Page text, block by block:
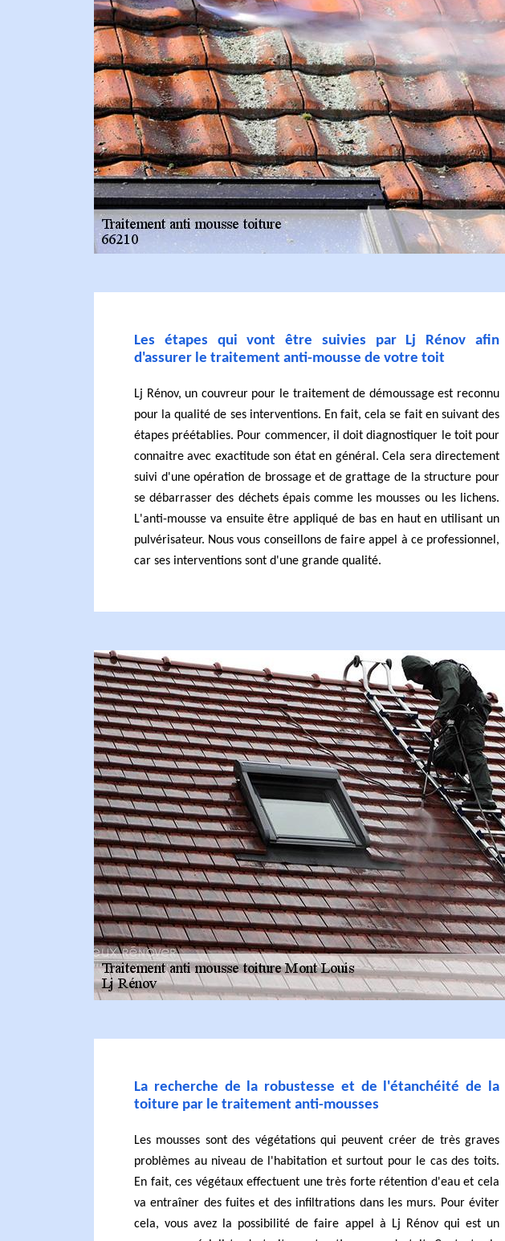
Les étapes qui vont être suivies par Lj Rénov afin
d'assurer le traitement anti-mousse de votre toit
Lj Rénov, un couvreur pour le traitement de démoussage est reconnu
pour la qualité de ses interventions. En fait, cela se fait en suivant des
étapes préétablies. Pour commencer, il doit diagnostiquer le toit pour
connaitre avec exactitude son état en général. Cela sera directement
suivi d'une opération de brossage et de grattage de la structure pour
se débarrasser des déchets épais comme les mousses ou les lichens.
L'anti-mousse va ensuite être appliqué de bas en haut en utilisant un
pulvérisateur. Nous vous conseillons de faire appel à ce professionnel,
car ses interventions sont d'une grande qualité.
La recherche de la robustesse et de l'étanchéité de la
toiture par le traitement anti-mousses
Les mousses sont des végétations qui peuvent créer de très graves
problèmes au niveau de l'habitation et surtout pour le cas des toits.
En fait, ces végétaux effectuent une très forte rétention d'eau et cela
va entraîner des fuites et des infiltrations dans les murs. Pour éviter
cela, vous avez la possibilité de faire appel à Lj Rénov qui est un